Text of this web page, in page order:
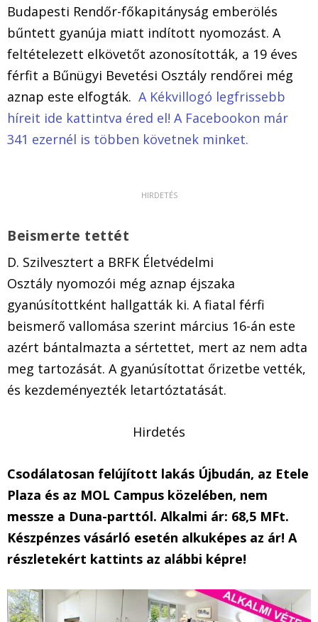
Budapesti Rendőr-főkapitányság emberölés
bűntett gyanúja miatt indított nyomozást. A
feltételezett elkövetőt azonosították, a 19 éves
férfit a Bűnügyi Bevetési Osztály rendőrei még
aznap este elfogták. A Kékvillogó legfrissebb
híreit ide kattintva éred el! A Facebookon már
341 ezernél is többen követnek minket.
Beismerte tettét
D. Szilvesztert a BRFK Életvédelmi
Osztály nyomozói még aznap éjszaka
gyanúsítottként hallgatták ki. A fiatal férfi
beismerő vallomása szerint március 16-án este
azért bántalmazta a sértettet, mert az nem adta
meg tartozását. A gyanúsítottat őrizetbe vették,
és kezdeményezték letartóztatását.
Hirdetés
Csodálatosan felújított lakás Újbudán, az Etele
Plaza és az MOL Campus közelében, nem
messze a Duna-parttól. Alkalmi ár: 68,5 MFt.
Készpénzes vásárló esetén alkuképes az ár! A
részletekért kattints az alábbi képre!